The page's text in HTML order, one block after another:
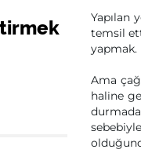
Yapılan
temsil
yapmak.
Ama
haline